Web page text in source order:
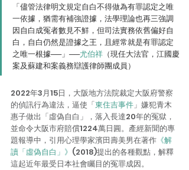
「儘管法律明文規定自白不得做為有罪認定之唯
一依據，猶需有補強證據，法學理論也再三強調
因自白成冤者數見不鮮，但司法實務依舊偏好自
白，自白仍然是證據之王，且經常就是有罪認定
之唯一根據──」──尤伯祥 （現任大法官，江國慶
案及蘇建和案義務辯護律師團成員）
2022年3月15日，大阪地方法院裁定大阪府警察
的偵訊行為違法，逼使「東住吉事件 」嫌犯青木
惠子做出「虛偽自白」，落入長達20年的冤獄，
並命令大阪市府賠償1224萬日圓。產經新聞的專
題報導中，引用心理學家濱田壽美男在著作 《解
讀「虛偽自白」》 (2018)提出的各種觀點，解釋
這起近年最受日本社會矚目的冤罪成因。